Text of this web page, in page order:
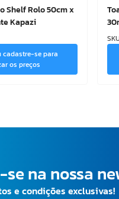
Shelf Rolo 50cm x
Kapazi
cadastre-se para
os preços
na nossa
e condições exclusivas!